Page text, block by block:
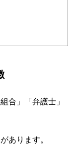
合」「弁護士」
あります。